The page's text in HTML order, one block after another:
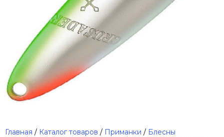
Главная / Каталог товаров / Приманки / Блесны